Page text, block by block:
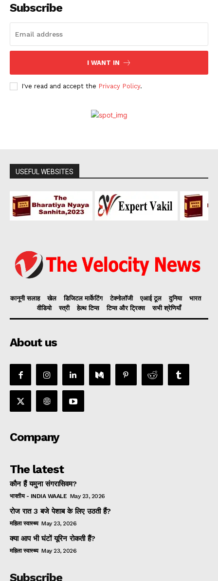
Subscribe
I WANT IN
I've read and accept the Privacy Policy.
USEFUL WEBSITES
कानूनी सलाह खेल डिजिटल मार्केटिंग टेक्नोलॉजी एआई टूल दुनिया
भारत
वीडियो
स्त्री हेल्थ टिप्स टिप्स और ट्रिक्स सभी श्रेणियाँ
About us
Company
The latest
कौन हैं यमुना संगरासिवम?
भारतीय - INDIA WAALE May 23, 2026
रोज रात 3 बजे पेशाब के लिए उठती हैं?
महिला स्वास्थ्य May 23, 2026
क्या आप भी घंटों यूरिन रोकती हैं?
महिला स्वास्थ्य May 23, 2026
Subscribe